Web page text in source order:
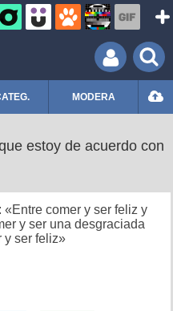
MODERA
estoy de acuerdo con
comer y ser feliz y
y ser una desgraciada
y ser feliz»